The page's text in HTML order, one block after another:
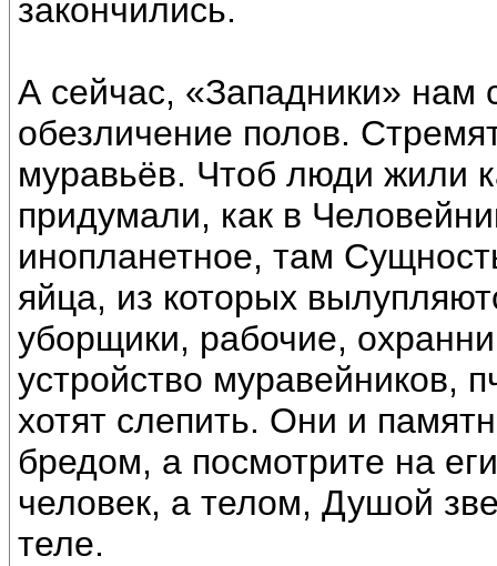
закончились.
А сейчас, «Западники» нам
обезличение полов.
муравьёв. Чтоб люди жили
придумали, как в
инопланетное, там
яйца, из которых
уборщики, рабочие,
устройство муравейников,
хотят слепить. Они и
бредом, а посмотрите на
человек, а телом, Душой
теле.